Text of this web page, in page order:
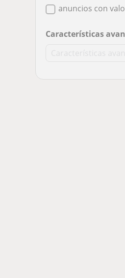
anuncios con
Características